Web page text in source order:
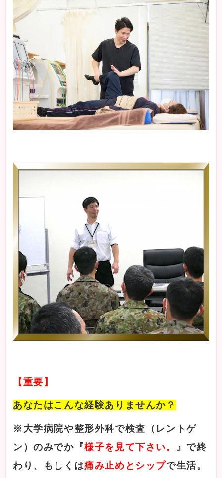
【重要】
あなたはこんな経験ありませんか？
※大学病院や整形外科で検査（レントゲ
ン）のみでか『様子を見て下さい。
』で終
わり、もしくは痛み止めとシップで生活。